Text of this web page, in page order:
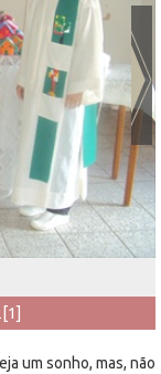
um sonho, mas, não